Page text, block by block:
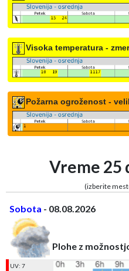
Visoka temperatura -
Požarna ogroženost -
Vreme 25
(izberite
Sobota - 08.08.2026
Plohe z
UV: 7